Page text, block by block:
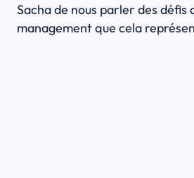
Sacha de nous parler des
management que cela